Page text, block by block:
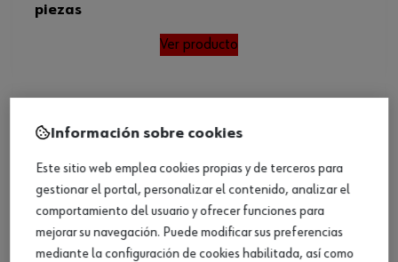
piezas
Ver producto
Información sobre cookies
Este sitio web emplea cookies propias y de terceros para
gestionar el portal, personalizar el contenido, analizar el
comportamiento del usuario y ofrecer funciones para
mejorar su navegación. Puede modificar sus preferencias
mediante la configuración de cookies habilitada, así como